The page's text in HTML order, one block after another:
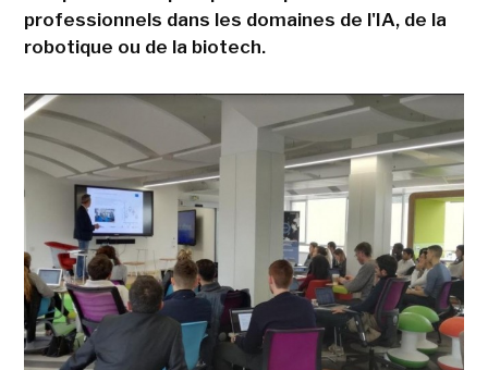
professionnels dans les domaines de l'IA, de la
robotique ou de la biotech.